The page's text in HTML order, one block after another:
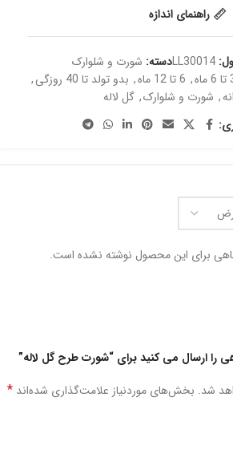
راهنمای اندازه
LL30014دسته: شورت و شلوارک
, 6 تا 12 ماه , بدو تولد تا 40 روزگی
,
, شورت و شلوارک, گل لاله
برای این محصول نوشته نشده است.
را ارسال می کنید برای “شورت طرح گل لاله”
شد. بخش‌های موردنیاز علامت‌گذاری شده‌اند *